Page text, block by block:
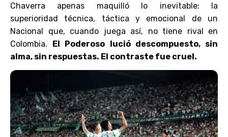
Chaverra apenas maquilló lo inevitable: la
superioridad técnica, táctica y emocional de un
Nacional que, cuando juega así, no tiene rival en
Colombia. El Poderoso lució descompuesto, sin
alma, sin respuestas. El contraste fue cruel.